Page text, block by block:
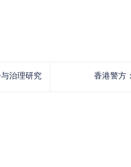
治理研究 香港警方